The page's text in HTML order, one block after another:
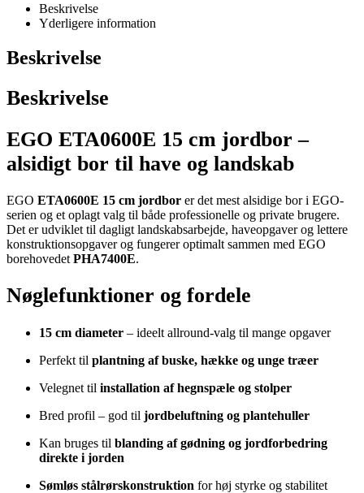
Beskrivelse
Yderligere information
Beskrivelse
Beskrivelse
EGO ETA0600E 15 cm jordbor –
alsidigt bor til have og landskab
EGO ETA0600E 15 cm jordbor er det mest alsidige bor i EGO-
serien og et oplagt valg til både professionelle og private brugere.
Det er udviklet til dagligt landskabsarbejde, haveopgaver og lettere
konstruktionsopgaver og fungerer optimalt sammen med EGO
borehovedet PHA7400E.
Nøglefunktioner og fordele
15 cm diameter – ideelt allround-valg til mange opgaver
Perfekt til plantning af buske, hække og unge træer
Velegnet til installation af hegnspæle og stolper
Bred profil – god til jordbeluftning og plantehuller
Kan bruges til blanding af gødning og jordforbedring
direkte i jorden
Sømløs stålrørskonstruktion for høj styrke og stabilitet